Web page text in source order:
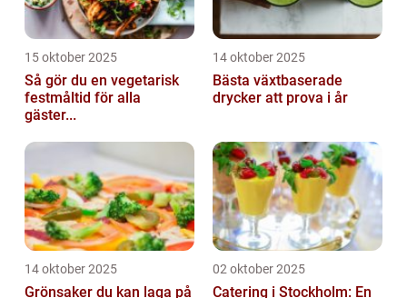
15 oktober 2025
Så gör du en vegetarisk
festmåltid för alla
gäster...
14 oktober 2025
Bästa växtbaserade
drycker att prova i år
14 oktober 2025
Grönsaker du kan laga på
02 oktober 2025
Catering i Stockholm: En